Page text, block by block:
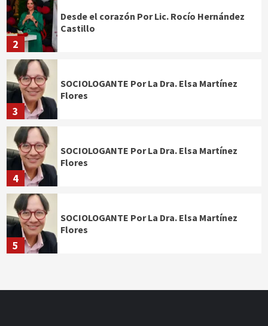
2
Desde el corazón Por Lic. Rocío Hernández
Castillo
3
SOCIOLOGANTE Por La Dra. Elsa Martínez
Flores
4
SOCIOLOGANTE Por La Dra. Elsa Martínez
Flores
5
SOCIOLOGANTE Por La Dra. Elsa Martínez
Flores